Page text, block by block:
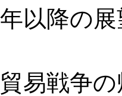
以降の
易戦争の